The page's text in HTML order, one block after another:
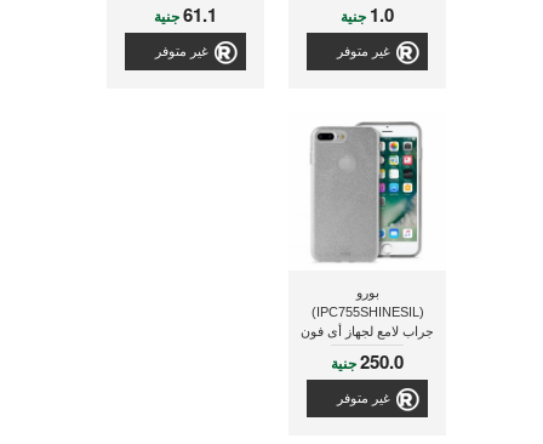
1.0 جنية
غير متوفر
61.1جنية
غير متوفر
بورو
(IPC755SHINESIL)
جراب لامع لجهاز أى فون
7 بلس و ذو لون فضى
لامع
250.0جنية
غير متوفر